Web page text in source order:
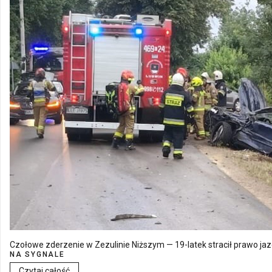
Czołowe zderzenie w Zezulinie Niższym — 19-latek stracił prawo
NA SYGNALE